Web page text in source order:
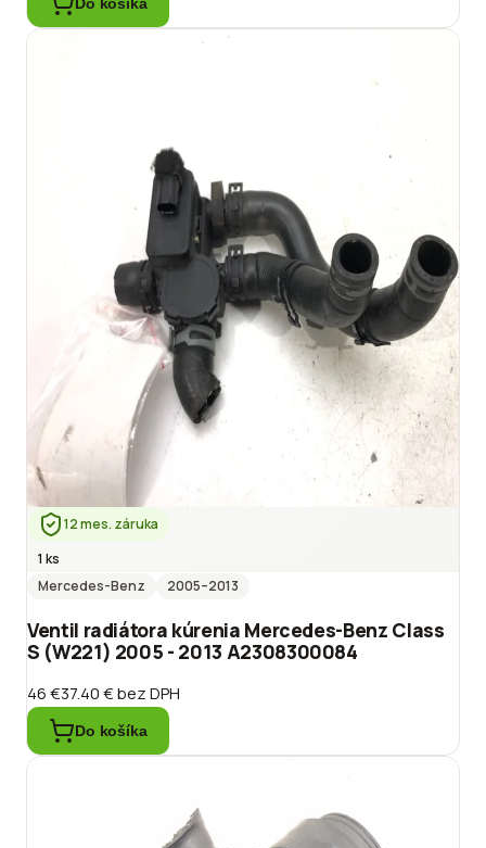
Do košíka
12 mes. záruka
1 ks
Mercedes-Benz
2005–2013
Ventil radiátora kúrenia Mercedes-Benz Class
S (W221) 2005 - 2013 A2308300084
46 €37.40 €bez DPH
Do košíka